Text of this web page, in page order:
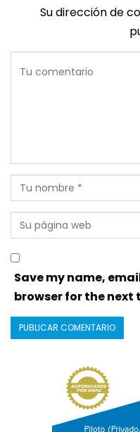
Su dirección de
Save my name,
browser for the next